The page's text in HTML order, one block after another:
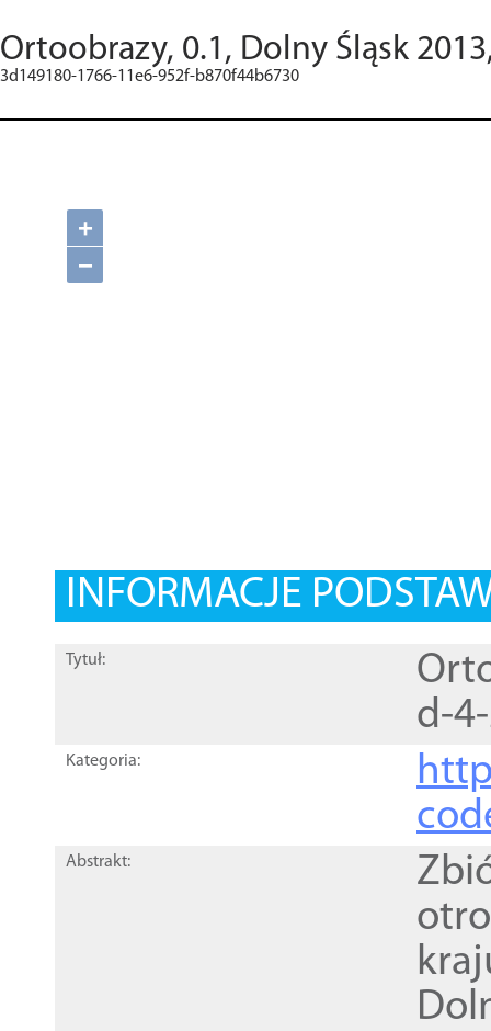
Ortoobrazy, 0.1, Dolny Śląsk
3d149180-1766-11e6-952f-b870f44b6730
+
−
INFORMACJE
Tytuł:
d-
Kategoria:
Abstrakt: